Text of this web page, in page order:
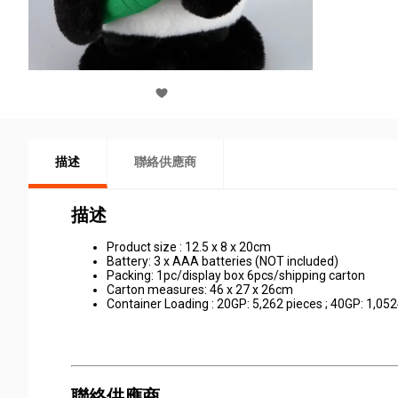
描述 聯絡供應商
描述
Product size : 12.5 x 8 x 20cm
Battery: 3 x AAA batteries (NOT included)
Packing: 1pc/display box 6pcs/shipping carton
Carton measures: 46 x 27 x 26cm
Container Loading : 20GP: 5,262 pieces ; 40GP: